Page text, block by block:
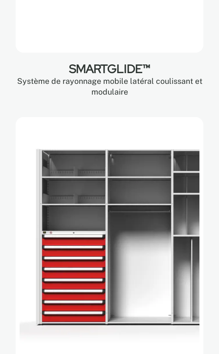
SMARTGLIDE™
Système de rayonnage mobile latéral coulissant et
modulaire